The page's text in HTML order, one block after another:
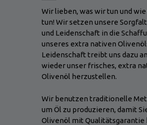
Wir lieben, was wir tun und
tun! Wir setzen unsere
und Leidenschaft in die
unseres extra nativen
Leidenschaft treibt uns dazu
wieder unser frisches, extra
Olivenöl herzustellen.
Wir benutzen traditionelle
um Öl zu produzieren, damit
Olivenöl mit Qualitätsgarantie